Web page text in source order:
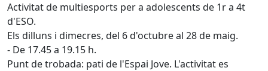
Activitat de multiesports per a adolescents de 1r a 4t
d'ESO.
Els dilluns i dimecres, del 6 d'octubre al 28 de maig.
- De 17.45 a 19.15 h.
Punt de trobada: pati de l'Espai Jove. L'activitat es